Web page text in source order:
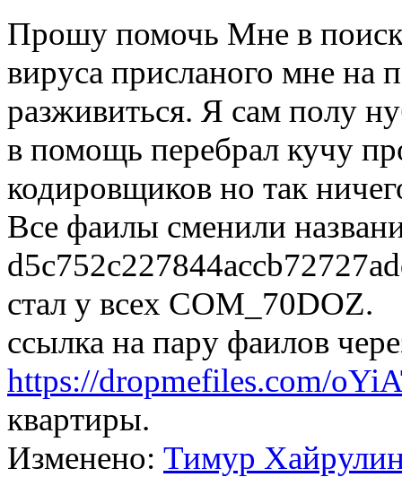
Прошу помочь Мне в
вируса присланого мне
разживиться. Я сам полу
в помощь перебрал кучу
кодировщиков но так
Все фаилы сменили
стал у всех СОМ_70DOZ.
ссылка на пару фаилов
https://dropmefiles.com/
квартиры.
Изменено: Тимур